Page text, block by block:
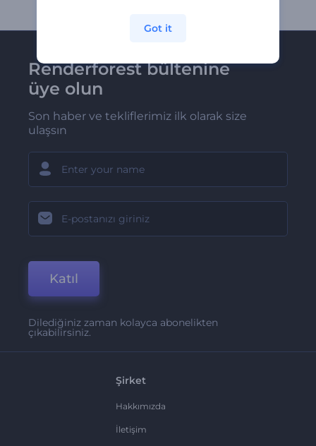
Renderforest bültenine
üye olun
Son haber ve tekliflerimiz ilk olarak size
ulaşsın
Katıl
Dilediğiniz zaman kolayca abonelikten
çıkabilirsiniz.
Şirket
Hakkımızda
İletişim
Got it